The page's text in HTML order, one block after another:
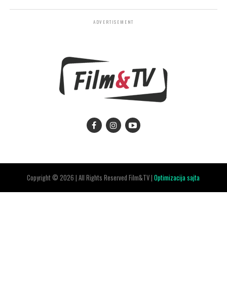
ADVERTISEMENT
Copyright © 2026 | All Rights Reserved Film&TV |Optimizacija sajta